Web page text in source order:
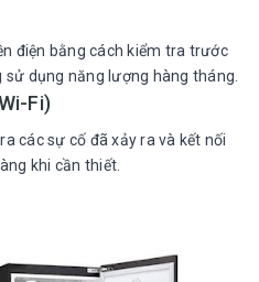
điện bằng cách kiểm tra trước
dụng năng lượng hàng tháng.
Fi)
các sự cố đã xảy ra và kết nối
khi cần thiết.